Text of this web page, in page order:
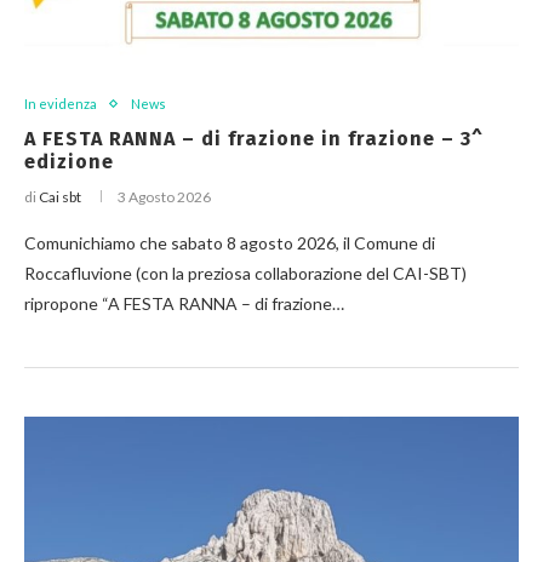
In evidenza News
A FESTA RANNA – di frazione in frazione – 3^
edizione
di Cai sbt 3 Agosto 2026
Comunichiamo che sabato 8 agosto 2026, il Comune di
Roccafluvione (con la preziosa collaborazione del CAI-SBT)
ripropone “A FESTA RANNA – di frazione…